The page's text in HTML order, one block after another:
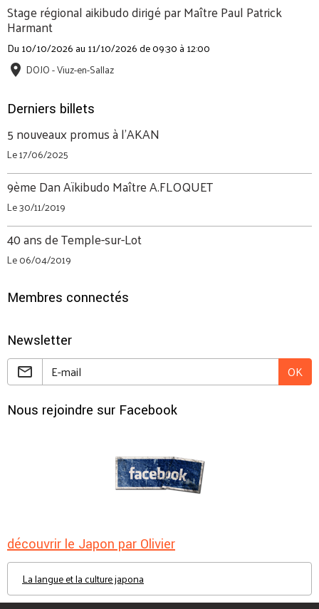
Stage régional aikibudo dirigé par Maître Paul Patrick
Harmant
Du 10/10/2026 au 11/10/2026de 09:30 à 12:00
DOJO - Viuz-en-Sallaz
Derniers billets
5 nouveaux promus à l'AKAN
Le 17/06/2025
9ème Dan Aïkibudo Maître A.FLOQUET
Le 30/11/2019
40 ans de Temple-sur-Lot
Le 06/04/2019
Membres connectés
Newsletter
OK
Nous rejoindre sur Facebook
découvrir le Japon par Olivier
La langue et la culture japona